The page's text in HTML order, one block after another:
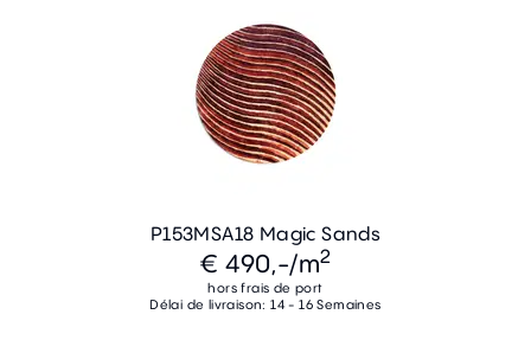
P153MSA18 Magic Sands
€ 490,-/m2
hors frais de port
Délai de livraison: 14 - 16 Semaines